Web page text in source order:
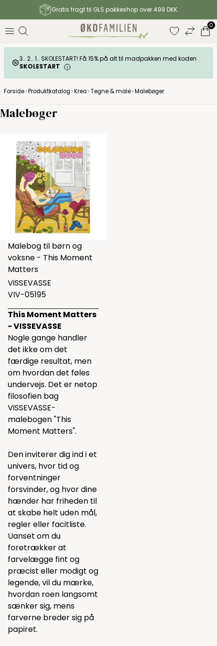
Gratis fragt til GLS pakkeshop over 499 DKK
0
3.. 2.. 1.. SKOLESTART! Få 15% på alt til madpakken med koden
SKOLESTART
Forside Produktkatalog Krea Tegne & male Malebøger
Malebøger
Malebog til børn og
voksne - This Moment
Matters
ViSSEVASSE
VIV-05195
This Moment Matters
- VISSEVASSE
Nogle gange handler
det ikke om det
færdige resultat, men
om hvordan det føles
undervejs. Det er netop
filosofien bag
ViSSEVASSE-
malebogen "This
Moment Matters".
Den inviterer dig ind i et
univers, hvor tid og
forventninger
forsvinder, og hvor dine
hænder har friheden til
at skabe helt uden mål,
regler eller facitliste.
Uanset om du
foretrækker at
farvelægge fint og
præcist eller modigt og
legende, vil du mærke,
hvordan roen langsomt
sænker sig, mens
farverne breder sig på
papiret.